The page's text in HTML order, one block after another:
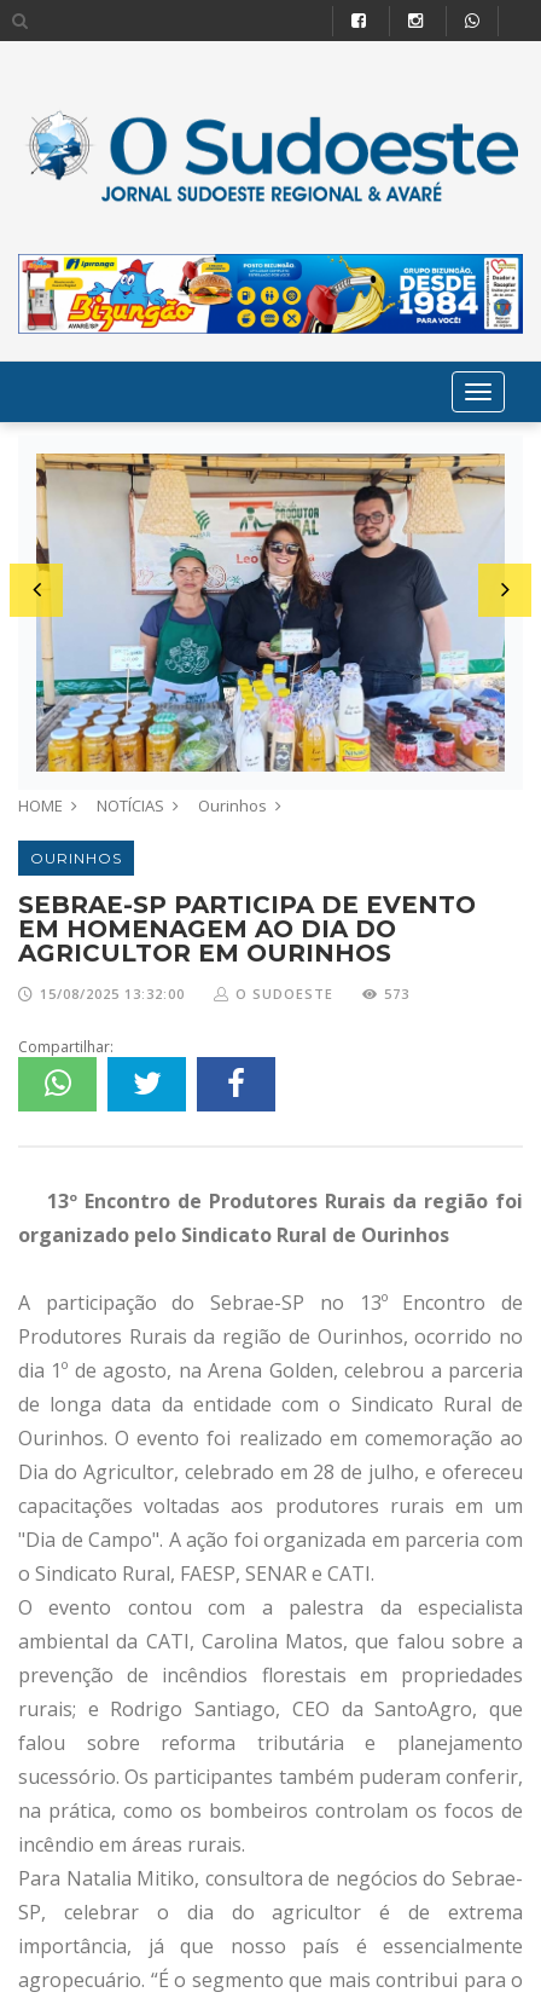
HOME NOTÍCIAS Ourinhos
OURINHOS
SEBRAE-SP PARTICIPA DE EVENTO
EM HOMENAGEM AO DIA DO
AGRICULTOR EM OURINHOS
15/08/2025 13:32:00 O SUDOESTE 573
Compartilhar:
13º Encontro de Produtores Rurais da região foi
organizado pelo Sindicato Rural de Ourinhos
A participação do Sebrae-SP no 13º Encontro de
Produtores Rurais da região de Ourinhos, ocorrido no
dia 1º de agosto, na Arena Golden, celebrou a parceria
de longa data da entidade com o Sindicato Rural de
Ourinhos. O evento foi realizado em comemoração ao
Dia do Agricultor, celebrado em 28 de julho, e ofereceu
capacitações voltadas aos produtores rurais em um
"Dia de Campo". A ação foi organizada em parceria com
o Sindicato Rural, FAESP, SENAR e CATI.
O evento contou com a palestra da especialista
ambiental da CATI, Carolina Matos, que falou sobre a
prevenção de incêndios florestais em propriedades
rurais; e Rodrigo Santiago, CEO da SantoAgro, que
falou sobre reforma tributária e planejamento
sucessório. Os participantes também puderam conferir,
na prática, como os bombeiros controlam os focos de
incêndio em áreas rurais.
Para Natalia Mitiko, consultora de negócios do Sebrae-
SP, celebrar o dia do agricultor é de extrema
importância, já que nosso país é essencialmente
agropecuário. “É o segmento que mais contribui para o